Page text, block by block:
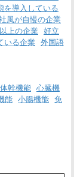
を導入している
風が自慢の企業
上の企業
好立
いる企業 外国語
体幹機能 心臓機
能 小腸機能 免